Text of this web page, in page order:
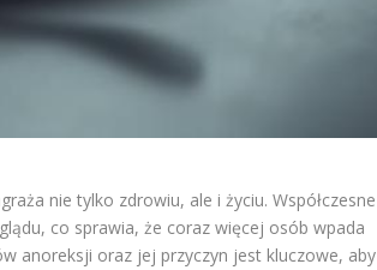
nie tylko zdrowiu, ale i życiu. Współczesne
co sprawia, że coraz więcej osób wpada
anoreksji oraz jej przyczyn jest kluczowe, aby